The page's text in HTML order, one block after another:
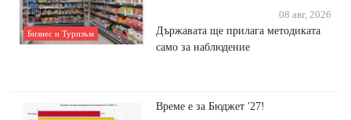
Бизнес и Туризъм
08 авг, 2026
Държавата ще прилага методиката
само за наблюдение
Време е за Бюджет '27!